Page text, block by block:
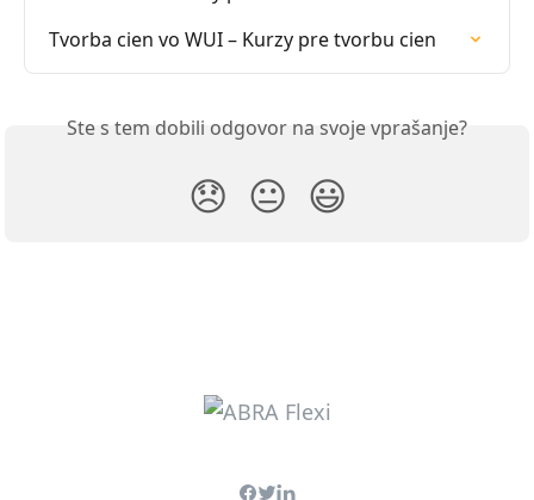
Tvorba cien vo WUI – Kurzy pre tvorbu cien
Ste s tem dobili odgovor na svoje vprašanje?
😞 😐 😃